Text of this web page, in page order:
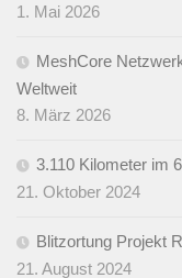
1. Mai 2026
MeshCore
Weltweit
8. März 2026
3.110 Kilometer im
21. Oktober 2024
Blitzortung Projekt
21. August 2024